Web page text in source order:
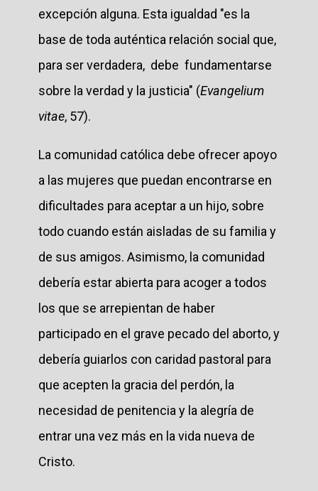
excepción alguna. Esta igualdad "es la
base de toda auténtica relación social que,
para ser verdadera, debe fundamentarse
sobre la verdad y la justicia" (Evangelium
vitae, 57).
La comunidad católica debe ofrecer apoyo
a las mujeres que puedan encontrarse en
dificultades para aceptar a un hijo, sobre
todo cuando están aisladas de su familia y
de sus amigos. Asimismo, la comunidad
debería estar abierta para acoger a todos
los que se arrepientan de haber
participado en el grave pecado del aborto, y
debería guiarlos con caridad pastoral para
que acepten la gracia del perdón, la
necesidad de penitencia y la alegría de
entrar una vez más en la vida nueva de
Cristo.